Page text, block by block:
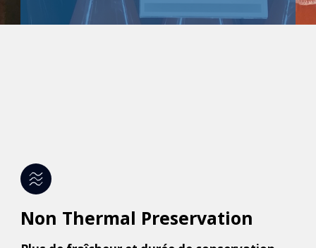
Non Thermal Preservation